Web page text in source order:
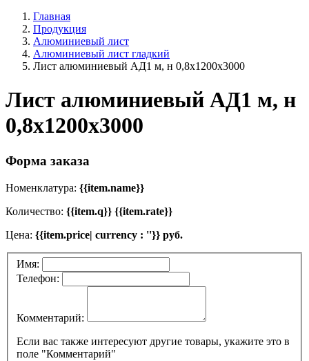
Главная
Продукция
Алюминиевый лист
Алюминиевый лист гладкий
Лист алюминиевый АД1 м, н 0,8х1200х3000
Лист алюминиевый АД1 м, н
0,8х1200х3000
Форма заказа
Номенклатура: {{item.name}}
Количество: {{item.q}} {{item.rate}}
Цена: {{item.price| currency : ''}} руб.
Имя:
Телефон:
Комментарий:
Если вас также интересуют другие товары, укажите это в
поле "Комментарий"